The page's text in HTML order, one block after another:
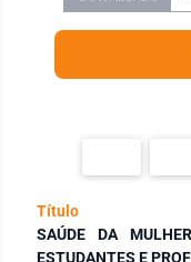
Título
SAÚDE DA
ESTUDANTES E